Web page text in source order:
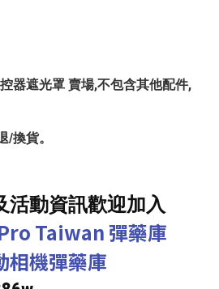
器遮光罩 賣場,不包含其他配件,
換貨。
活動資訊歡迎加入
Taiwan 彈藥庫
相機彈藥庫